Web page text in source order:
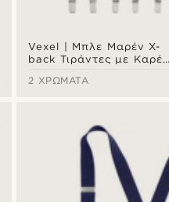
Vexel | Μπλε Μαρέν X-
back Τιράντες με Καρέ
2 ΧΡΏΜΑΤΑ